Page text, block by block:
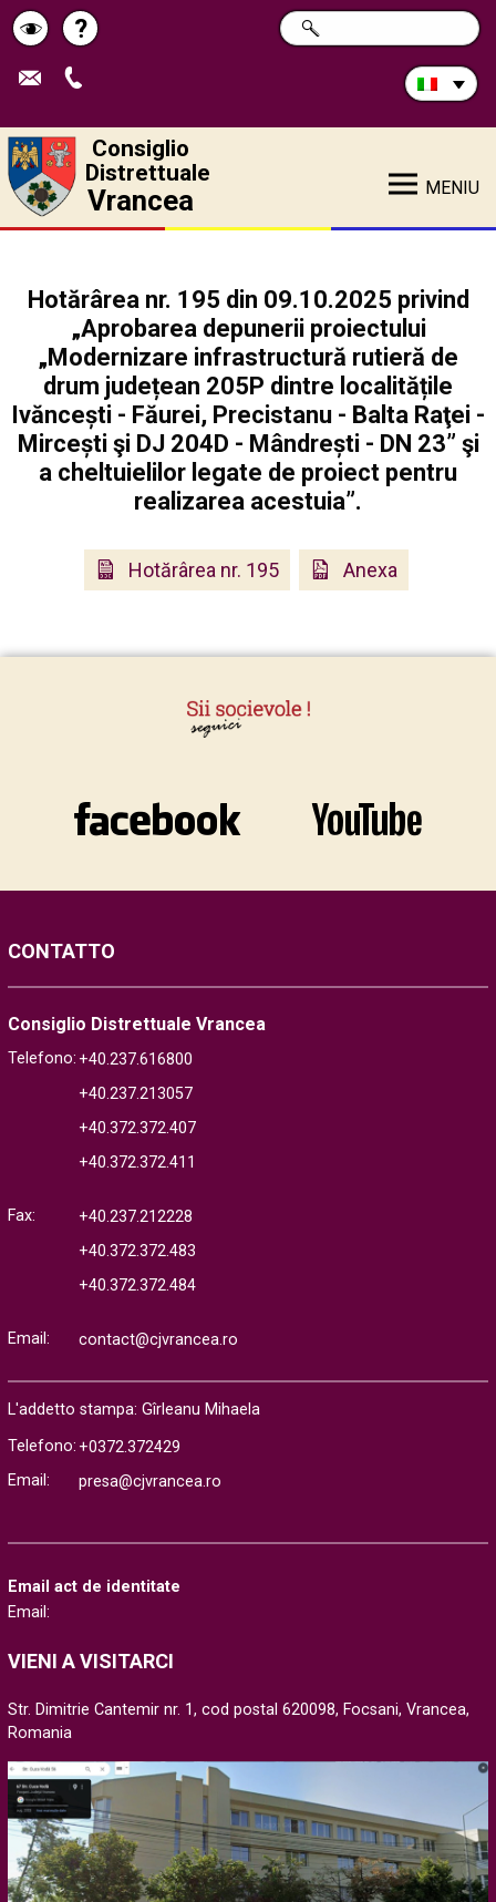
Schimbă
contrastul
Pagina
de
?
Cerca
nel
RICERCA
Consiglio
Distrettuale
Vrancea MENIU
Hotărârea nr. 195 din 09.10.2025 privind
„Aprobarea depunerii proiectului
„Modernizare infrastructură rutieră de
drum județean 205P dintre localitățile
Ivăncești - Făurei, Precistanu - Balta Raţei -
Mircești şi DJ 204D - Mândrești - DN 23” şi
a cheltuielilor legate de proiect pentru
realizarea acestuia”.
Hotărârea nr. 195 Anexa
CONTATTO
Consiglio Distrettuale Vrancea
Telefono: +40.237.616800
+40.237.213057
+40.372.372.407
+40.372.372.411
Fax:
+40.237.212228
+40.372.372.483
+40.372.372.484
Email: contact@cjvrancea.ro
L'addetto stampa: Gîrleanu Mihaela
Telefono: +0372.372429
Email:
presa@cjvrancea.ro
Email act de identitate
Email:
VIENI A VISITARCI
Str. Dimitrie Cantemir nr. 1, cod postal 620098, Focsani, Vrancea,
Romania